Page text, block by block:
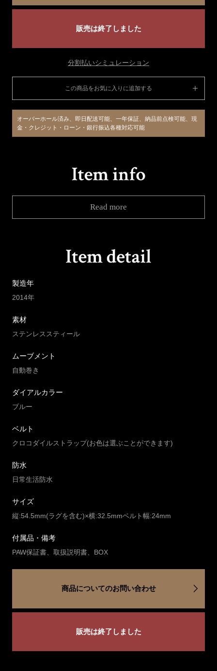
販売は終了しました
分割払いシミュレーション
この商品をお気に入りに追加する
オーバーホール済み、即日配送可能、一年保証、納品前点検可能、現
金・クレジット・ローン・銀行振込各種対応可能
Read more
製造年
2014年
素材
ステンレススティール
ムーブメント
自動巻き
ダイアルカラー
ブルー
ベルト
クロコダイルストラップ(お色は選ぶことができます)
防水
日常生活防水
サイズ
縦:54.5mm(ラグを含む)×横:32.5mmベルト幅:24mm
付属品・備考
PAW保証書、取扱説明書、BOX
商品についてのお問い合わせ
販売は終了しました